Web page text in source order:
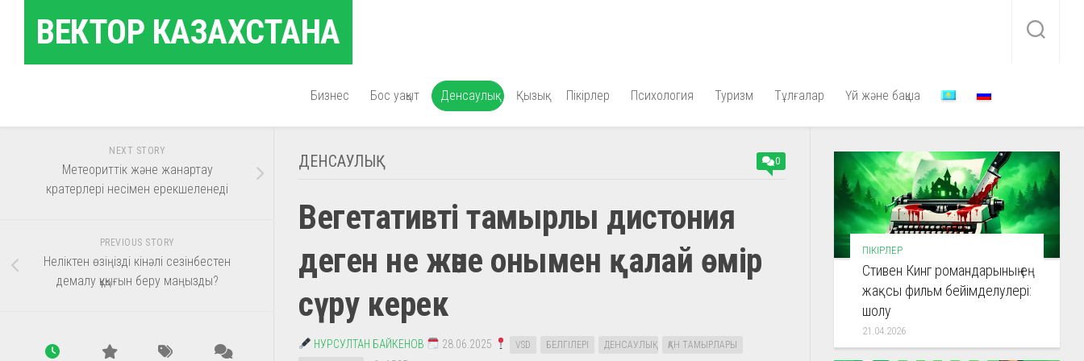
contentВЕКТОР КАЗАХСТАНА
Бизнес Бос уақыт Денсаулық Қызық Пікірлер Психология Туризм Тұлғалар Үй және бақша
ДЕНСАУЛЫҚ 0
Вегетативті тамырлы дистония
деген не және онымен қалай өмір
сүру керек
НУРСУЛТАН БАЙКЕНОВ 28.06.2025 VSD БЕЛГІЛЕРІ ДЕНСАУЛЫҚ
ҚАН ТАМЫРЛАРЫ
NEXT STORY
Метеориттік және жанартау
кратерлері несімен ерекшеленеді
PREVIOUS STORY
Неліктен өзіңізді кінәлі сезінбестен
демалу құқығын беру маңызды?
ПІКІРЛЕР
Стивен Кинг романдарының ең
жақсы фильм бейімделулері:
шолу
21.04.2026